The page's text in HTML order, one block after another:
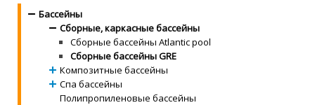
Бассейны
Сборные, каркасные бассейны
Сборные бассейны Atlantic pool
Сборные бассейны GRE
Композитные бассейны
Спа бассейны
Полипропиленовые бассейны